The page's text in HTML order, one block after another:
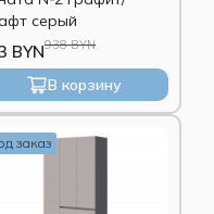
серый
938 BYN
BYN
В корзину
заказ